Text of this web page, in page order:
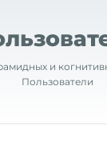
и
Пользователи